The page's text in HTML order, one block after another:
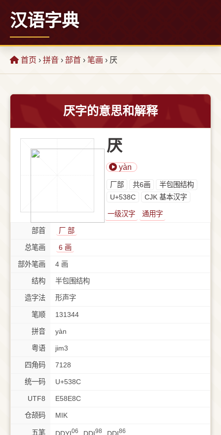
汉语字典
首页 › 拼音 › 部首 › 笔画 › 厌
厌字的意思和解释
厌
yàn
⼚部 共6画
半包围结构
U+538C
CJK 基本汉字
一级汉字 通用字
部首 ⼚ 部
总笔画 6 画
部外笔画 4 画
结构 半包围结构
造字法 形声字
笔顺 131344
拼音 yàn
粤语 jim3
四角码 7128
统一码 U+538C
UTF8 E58E8C
仓颉码 MIK
五笔 DDYI06 DDI98 DDI86